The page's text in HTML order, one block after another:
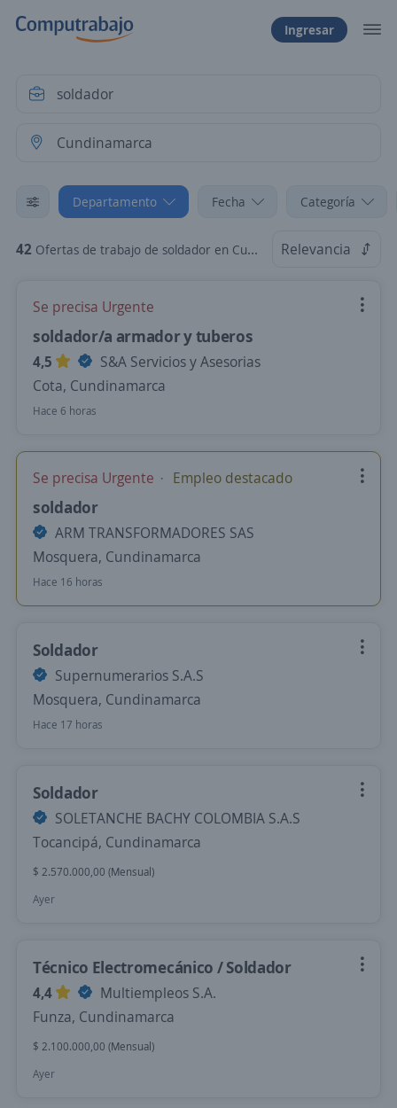
Ingresar
Departamento Fecha Categoría
42 Ofertas de trabajo de soldador en Cundinamarca Relevancia
Se precisa Urgente
soldador/a armador y tuberos
4,5
S&A Servicios y Asesorias
Cota, Cundinamarca
Hace 6 horas
Se precisa Urgente Empleo destacado
soldador
ARM TRANSFORMADORES SAS
Mosquera, Cundinamarca
Hace 16 horas
Soldador
Supernumerarios S.A.S
Mosquera, Cundinamarca
Hace 17 horas
Soldador
SOLETANCHE BACHY COLOMBIA S.A.S
Tocancipá, Cundinamarca
$ 2.570.000,00 (Mensual)
Ayer
Técnico Electromecánico / Soldador
4,4
Multiempleos S.A.
Funza, Cundinamarca
$ 2.100.000,00 (Mensual)
Ayer